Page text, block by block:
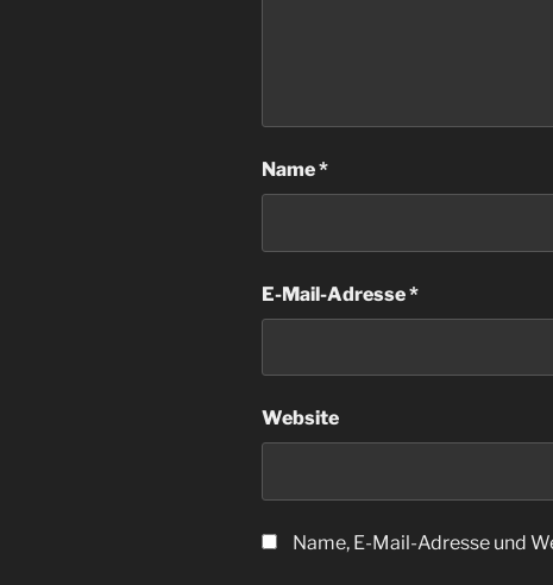
Name*
E-Mail-Adresse*
Website
Name, E-Mail-Adresse und